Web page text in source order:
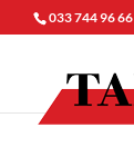
033 744 96 66